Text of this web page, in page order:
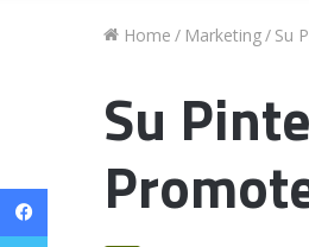
Home / Marketing/ Su
Su
Facebook
Twitter